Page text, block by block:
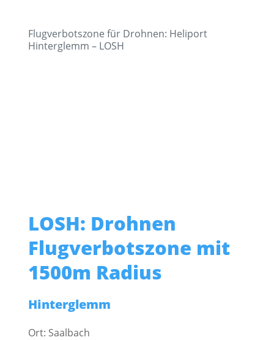
Flugverbotszone für Drohnen: Heliport
Hinterglemm – LOSH
LOSH: Drohnen
Flugverbotszone mit
1500m Radius
Hinterglemm
Ort: Saalbach